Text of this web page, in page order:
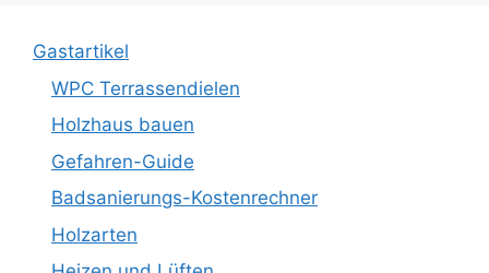
Gastartikel
WPC Terrassendielen
Holzhaus bauen
Gefahren-Guide
Badsanierungs-Kostenrechner
Holzarten